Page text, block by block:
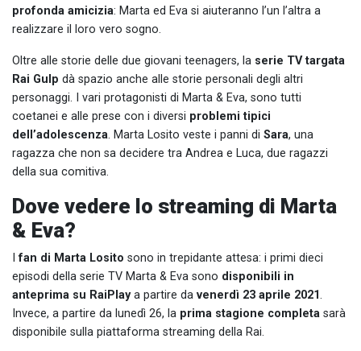
profonda amicizia: Marta ed Eva si aiuteranno l’un l’altra a
realizzare il loro vero sogno.
Oltre alle storie delle due giovani teenagers, la serie TV targata
Rai Gulp dà spazio anche alle storie personali degli altri
personaggi. I vari protagonisti di Marta & Eva, sono tutti
coetanei e alle prese con i diversi problemi tipici
dell’adolescenza. Marta Losito veste i panni di Sara, una
ragazza che non sa decidere tra Andrea e Luca, due ragazzi
della sua comitiva.
Dove vedere lo streaming di Marta
& Eva?
Ifan di Marta Losito sono in trepidante attesa: i primi dieci
episodi della serie TV Marta & Eva sono disponibili in
anteprima su RaiPlaya partire da venerdì 23 aprile 2021.
Invece, a partire da lunedì 26, la prima stagione completa sarà
disponibile sulla piattaforma streaming della Rai.